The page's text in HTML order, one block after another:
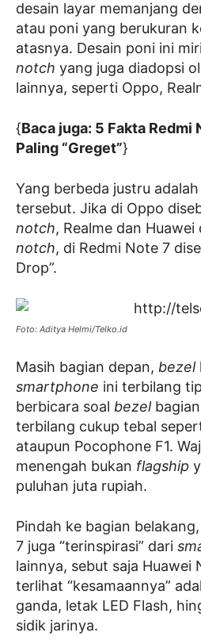
desain layar memanjang
atau poni yang berukuran
atasnya. Desain poni ini
notch yang juga diadopsi
lainnya, seperti Oppo,
{Baca juga: 5 Fakta Redmi
Paling “Greget”}
Yang berbeda justru
tersebut. Jika di Oppo
notch, Realme dan Huawei
notch, di Redmi Note 7
Drop”.
Foto: Aditya Helmi/Telko.id
Masih bagian depan, bezel
smartphone ini terbilang
berbicara soal bezelbagian
terbilang cukup tebal
ataupun Pocophone F1.
menengah bukan flagship
puluhan juta rupiah.
Pindah ke bagian
7 juga “terinspirasi” dari
lainnya, sebut saja Huawei
terlihat “kesamaannya”
ganda, letak LED Flash,
sidik jarinya.